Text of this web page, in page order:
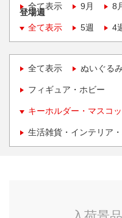
全て表示
9月 8
登場週
全て表示
5週 4
全て表示 ぬいぐる
フィギュア・ホビー
キーホルダー・マスコ
生活雑貨・インテリア